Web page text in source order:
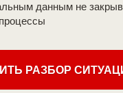
данным не
РАЗБОР